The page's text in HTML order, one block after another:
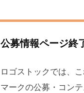
公募情報ページ終
ロゴストックでは、
マークの公募・コン